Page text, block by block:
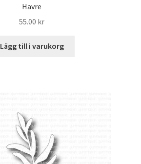
Havre
55.00 kr
Lägg till i varukorg